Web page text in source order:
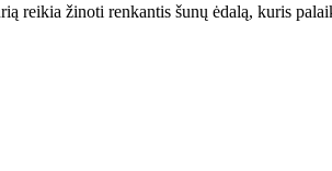
reikia žinoti renkantis šunų ėdalą, kuris